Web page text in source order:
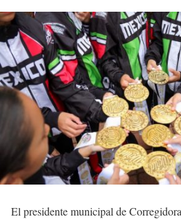
El presidente municipal de